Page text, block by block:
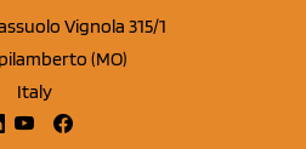
Vignola 315/1
(MO)
Italy